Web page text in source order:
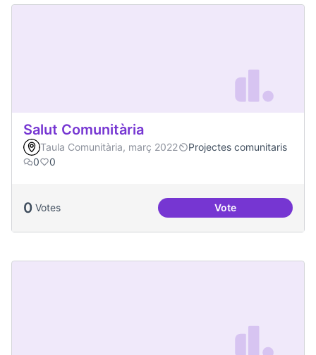
Salut Comunitària
Taula Comunitària, març 2022
Projectes comunitaris
0
0
0 Votes VoteSalut Comunitària